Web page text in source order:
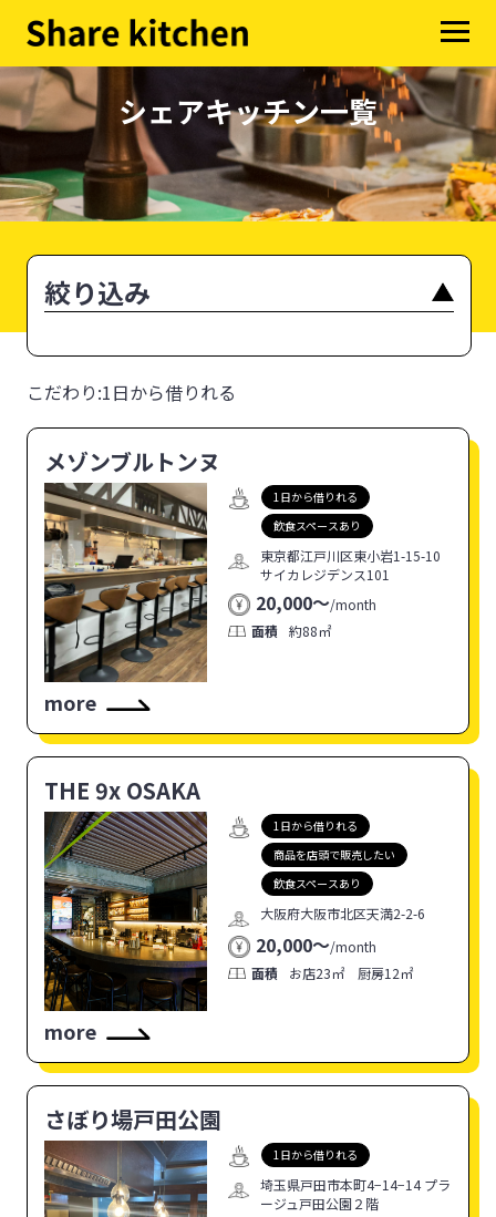
シェアキッチン一覧
絞り込み
こだわり:1日から借りれる
メゾンブルトンヌ
1日から借りれる
飲食スペースあり
東京都江戸川区東小岩1-15-10
サイカレジデンス101
20,000〜/month
面積
約88㎡
more
THE 9x OSAKA
1日から借りれる
商品を店頭で販売したい
飲食スペースあり
大阪府大阪市北区天満2-2-6
20,000〜/month
面積
お店23㎡ 厨房12㎡
more
さぼり場戸田公園
1日から借りれる
埼玉県戸田市本町4−14−14 プラ
ージュ戸田公園２階